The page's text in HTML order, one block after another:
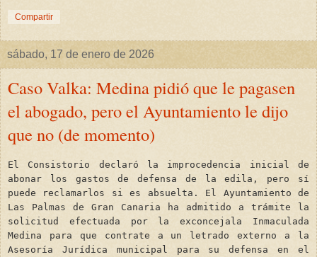
Compartir
sábado, 17 de enero de 2026
Caso Valka: Medina pidió que le pagasen
el abogado, pero el Ayuntamiento le dijo
que no (de momento)
El Consistorio declaró la improcedencia inicial de
abonar los gastos de defensa de la edila, pero sí
puede reclamarlos si es absuelta. El Ayuntamiento de
Las Palmas de Gran Canaria ha admitido a trámite la
solicitud efectuada por la exconcejala Inmaculada
Medina para que contrate a un letrado externo a la
Asesoría Jurídica municipal para su defensa en el